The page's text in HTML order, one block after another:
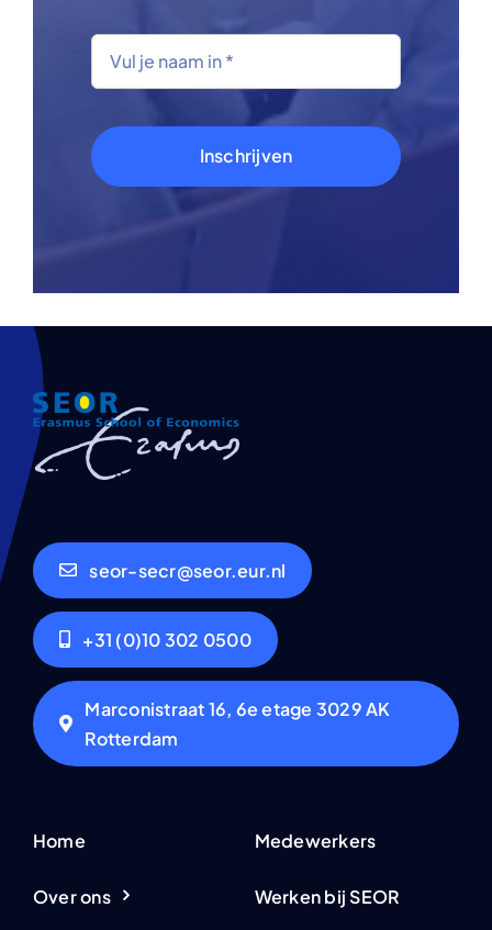
Inschrijven
seor-secr@seor.eur.nl
+31 (0)10 302 0500
Marconistraat 16, 6e etage 3029 AK
Rotterdam
Home
Over ons
Medewerkers
Werken bij SEOR